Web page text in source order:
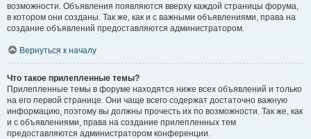
возможности. Объявления появляются вверху каждой страницы форума,
в котором они созданы. Так же, как и с важными объявлениями, права на
создание объявлений предоставляются администратором.
Вернуться к началу
Что такое прилепленные темы?
Прилепленные темы в форуме находятся ниже всех объявлений и только
на его первой странице. Они чаще всего содержат достаточно важную
информацию, поэтому вы должны прочесть их по возможности. Так же, как
и с объявлениями, права на создание прилепленных тем
предоставляются администратором конференции.